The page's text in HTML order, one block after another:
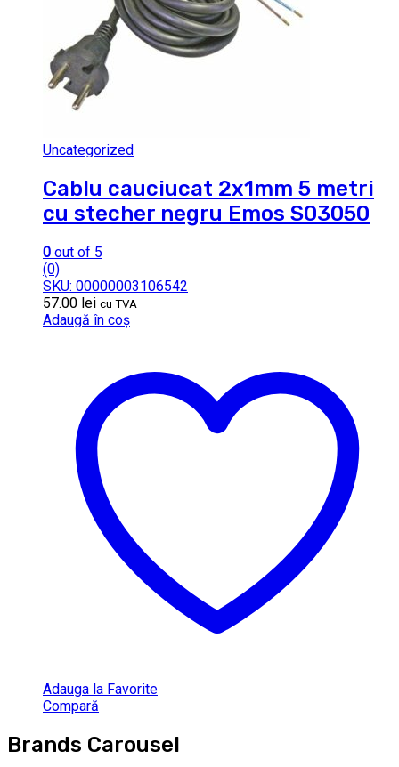
Uncategorized
Cablu cauciucat 2x1mm 5 metri
cu stecher negru Emos S03050
0 out of 5
(0)
SKU: 00000003106542
57.00 lei cu TVA
Adaugă în coș
Adauga la Favorite
Compară
Brands Carousel